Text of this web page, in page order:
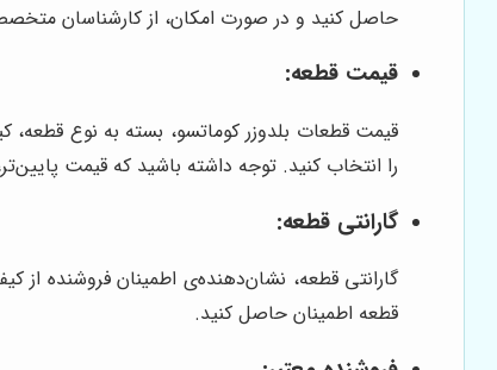
حاصل کنید و در صورت امکان، از کارشناسان
قیمت قطعه:
قیمت قطعات بلدوزر کوماتسو، بسته به نوع قطعه،
را انتخاب کنید. توجه داشته باشید که قیمت
گارانتی قطعه:
گارانتی قطعه، نشان‌دهنده‌ی اطمینان فروشنده
قطعه اطمینان حاصل کنید.